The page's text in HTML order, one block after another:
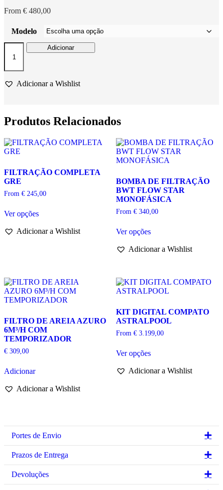
From € 480,00
Modelo
Quantidade
FILTRAÇÃO
NOXSALT
DO
MAR
Adicionar
Adicionar a Wishlist
Produtos Relacionados
FILTRAÇÃO COMPLETA
GRE
From € 245,00
Ver opçõesproduct
multiple
chosen
on
the
page
Adicionar a Wishlist
BOMBA DE FILTRAÇÃO
BWT FLOW STAR
MONOFÁSICA
From €340,00
Ver opçõesproduct
multiple
may
be
on
the
product
Adicionar a Wishlist
FILTRO DE AREIA AZURO
6M³/H COM
TEMPORIZADOR
€ 309,00
Adicionar
Adicionar a Wishlist
KIT DIGITAL COMPATO
ASTRALPOOL
From €3.199,00
Ver opçõesproduct
multiple
chosen
the
Adicionar a Wishlist
Portes de Envio
Prazos de Entrega
Devoluções